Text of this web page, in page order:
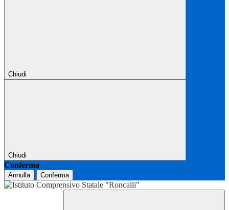
Chiudi
Chiudi
Conferma
Annulla Conferma